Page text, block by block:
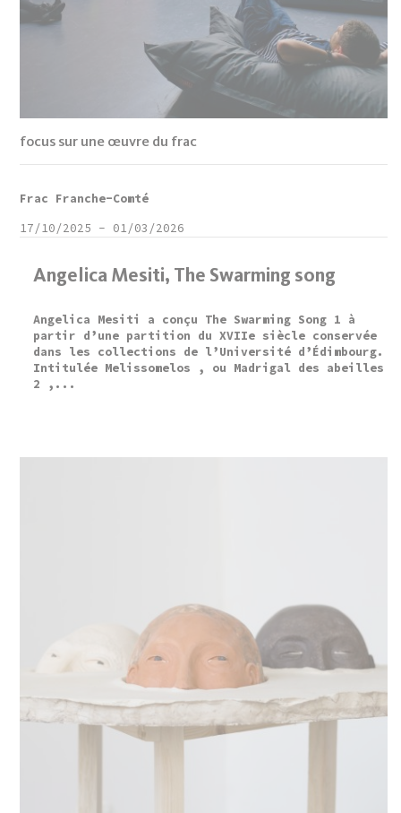
focus sur une œuvre du frac
Angelica Mesiti, The Swarming song
Angelica Mesiti a conçu The Swarming Song 1 à
partir d’une partition du XVIIe siècle conservée
dans les collections de l’Université d’Édimbourg.
Intitulée Melissomelos , ou Madrigal des abeilles
2 ,...
Frac Franche-Comté
17/10/2025 - 01/03/2026